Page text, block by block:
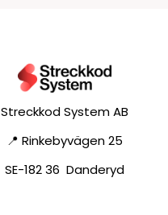
Streckkod System AB
📍 Rinkebyvägen 25
SE-182 36 Danderyd